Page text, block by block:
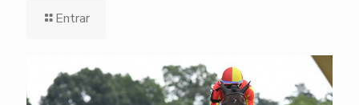
Entrar